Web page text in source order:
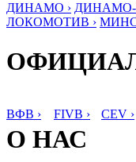
ДИНАМО › ДИНАМО-
ЛОКОМОТИВ ›
ВФВ › FIVB › CEV ›
О НАС